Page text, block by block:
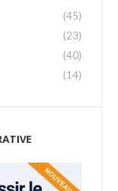
(45)
(23)
(40)
(14)